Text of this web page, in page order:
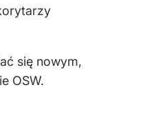
się nowym,
OSW.